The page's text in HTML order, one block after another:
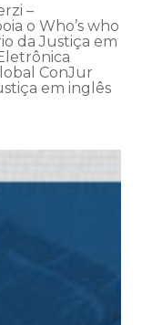
–
o Who’s who
da Justiça em
ConJur
em inglês